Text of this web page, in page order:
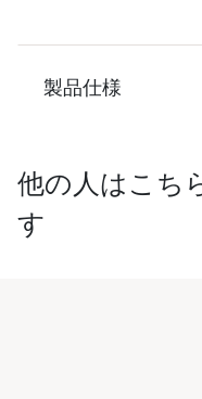
製品仕様
他の人はこち
す